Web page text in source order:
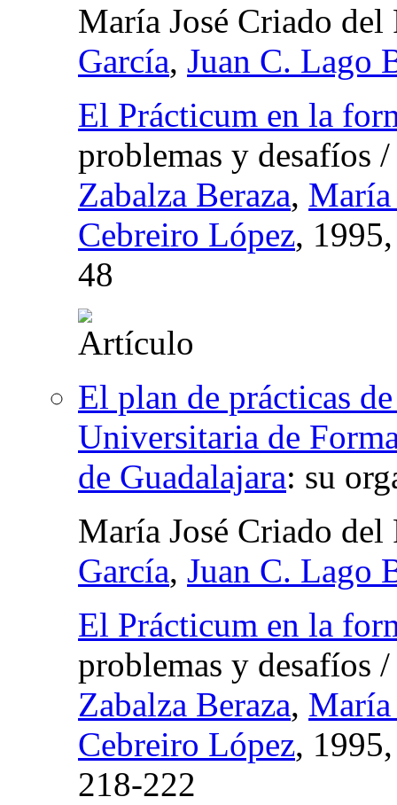
María José Criado
García, Juan C. Lago
El Prácticum en la
problemas y desafíos
Zabalza Beraza,
Cebreiro López,
48
El plan de prácticas
Universitaria de
de Guadalajara: su
María José Criado
García, Juan C. Lago
El Prácticum en la
problemas y desafíos
Zabalza Beraza,
Cebreiro López,
218-222